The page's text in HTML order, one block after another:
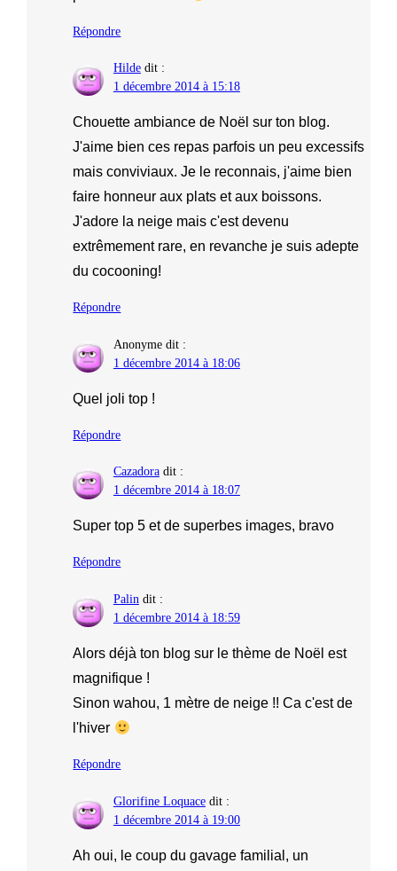
Répondre
Hilde dit :
1 décembre 2014 à 15:18
Chouette ambiance de Noël sur ton blog.
J'aime bien ces repas parfois un peu excessifs
mais conviviaux. Je le reconnais, j'aime bien
faire honneur aux plats et aux boissons.
J'adore la neige mais c'est devenu
extrêmement rare, en revanche je suis adepte
du cocooning!
Répondre
Anonyme dit :
1 décembre 2014 à 18:06
Quel joli top !
Répondre
Cazadora dit :
1 décembre 2014 à 18:07
Super top 5 et de superbes images, bravo
Répondre
Palin dit :
1 décembre 2014 à 18:59
Alors déjà ton blog sur le thème de Noël est
magnifique !
Sinon wahou, 1 mètre de neige !! Ca c'est de
l'hiver
Répondre
Glorifine Loquace dit :
1 décembre 2014 à 19:00
Ah oui, le coup du gavage familial, un